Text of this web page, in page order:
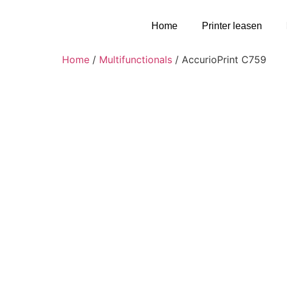
Home Printer leasen
Home / Multifunctionals / AccurioPrint C759